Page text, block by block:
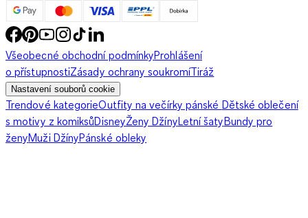
Všeobecné obchodní podmínkyProhlášení
o přístupnostiZásady ochrany soukromíTiráž
Nastavení souborů cookie
Trendové kategorieOutfity na večírky pánské Dětské oblečení
s motivy z komiksůDisneyŽeny DžínyLetní šatyBundy pro
ženyMuži DžínyPánské obleky